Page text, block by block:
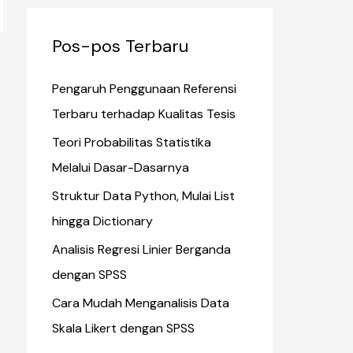
Pos-pos Terbaru
Pengaruh Penggunaan Referensi
Terbaru terhadap Kualitas Tesis
Teori Probabilitas Statistika
Melalui Dasar-Dasarnya
Struktur Data Python, Mulai List
hingga Dictionary
Analisis Regresi Linier Berganda
dengan SPSS
Cara Mudah Menganalisis Data
Skala Likert dengan SPSS